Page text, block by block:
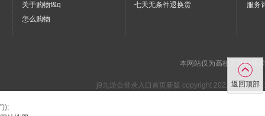
关于购物f&q
怎么购物
七天无条件退换货
服务
本网站仅为高校开展电商
j9九游会登录入口首页新版 copyright 2021 电
返回顶部
"));